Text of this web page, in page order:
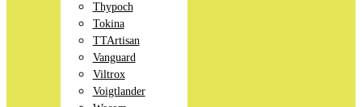
Thypoch
Tokina
TTArtisan
Vanguard
Viltrox
Voigtlander